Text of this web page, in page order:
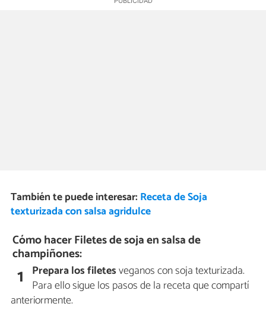
También te puede interesar: Receta de Soja
texturizada con salsa agridulce
Cómo hacer Filetes de soja en salsa de
champiñones:
1 Prepara los filetesveganos con soja texturizada.
Para ello sigue los pasos de la receta que compartí
anteriormente.